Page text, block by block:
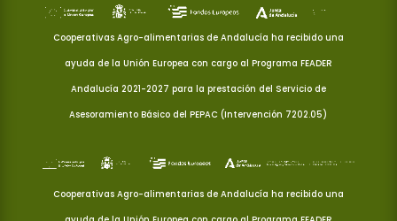
Cooperativas Agro-alimentarias de Andalucía ha recibido una
ayuda de la Unión Europea con cargo al Programa FEADER
Andalucía 2021-2027 para la prestación del Servicio de
Asesoramiento Básico del PEPAC (Intervención 7202.05)
Cooperativas Agro-alimentarias de Andalucía ha recibido una